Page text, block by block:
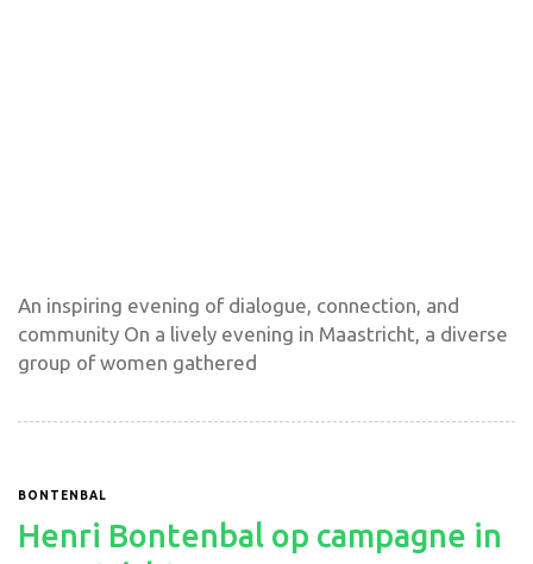
An inspiring evening of dialogue, connection, and
community On a lively evening in Maastricht, a diverse
group of women gathered
BONTENBAL
Henri Bontenbal op campagne in